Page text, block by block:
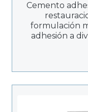
Cemento
formulación
adhesión a